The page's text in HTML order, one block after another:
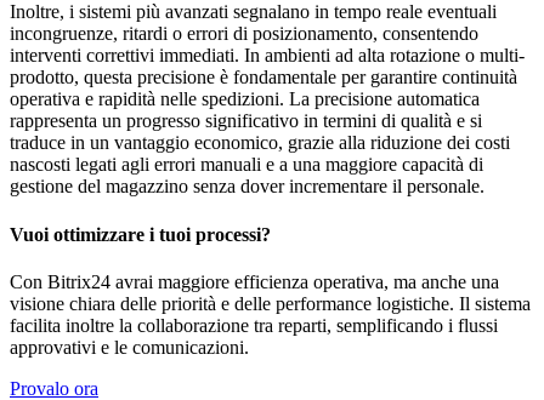
Inoltre, i sistemi più avanzati segnalano in tempo reale eventuali
incongruenze, ritardi o errori di posizionamento, consentendo
interventi correttivi immediati. In ambienti ad alta rotazione o multi-
prodotto, questa precisione è fondamentale per garantire continuità
operativa e rapidità nelle spedizioni. La precisione automatica
rappresenta un progresso significativo in termini di qualità e si
traduce in un vantaggio economico, grazie alla riduzione dei costi
nascosti legati agli errori manuali e a una maggiore capacità di
gestione del magazzino senza dover incrementare il personale.
Vuoi ottimizzare i tuoi processi?
Con Bitrix24 avrai maggiore efficienza operativa, ma anche una
visione chiara delle priorità e delle performance logistiche. Il sistema
facilita inoltre la collaborazione tra reparti, semplificando i flussi
approvativi e le comunicazioni.
Provalo ora